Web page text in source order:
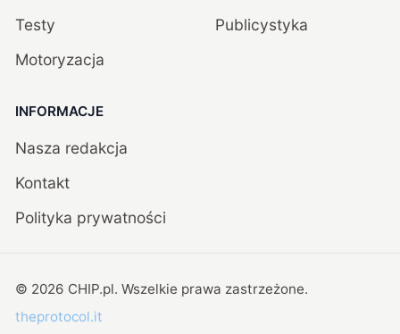
Testy
Motoryzacja
Publicystyka
INFORMACJE
Nasza redakcja
Kontakt
Polityka prywatności
© 2026 CHIP.pl. Wszelkie prawa zastrzeżone.
theprotocol.it